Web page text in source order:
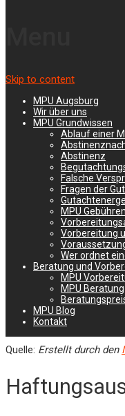
Skip to content
MPU Augsburg
Wir über uns
MPU Grundwissen
Ablauf einer
Abstinenz
Falsche
Fragen der
MPU Gebühren
Vorbereitung
Wer ordnet
Beratung und
MPU
MPU Beratung
MPU Blog
Kontakt
Angaben gemäß § 5 TMG
Martin Formann
Ludwigstr. 22
86152 Augsburg
Kontakt:
Telefon: +49 (0) 821 25
MPU
Bilder;
Bilder von
Quelle: Erstellt durch den